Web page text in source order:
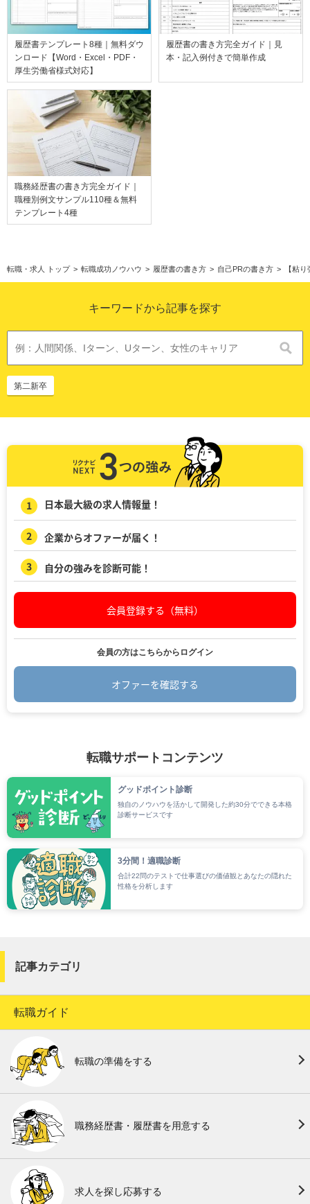
履歴書テンプレート8種｜無料ダウ
ンロード【Word・Excel・PDF・
厚生労働省様式対応】
履歴書の書き方完全ガイド｜見
本・記入例付きで簡単作成
職務経歴書の書き方完全ガイド｜
職種別例文サンプル110種＆無料
テンプレート4種
転職・求人 トップ > 転職成功ノウハウ > 履歴書の書き方 > 自己PRの書き方 > 【粘
キーワードから記事を探す
第二新卒
日本最大級の求人情報量！
企業からオファーが届く！
自分の強みを診断可能！
会員登録する（無料）
会員の方はこちらからログイン
オファーを確認する
転職サポートコンテンツ
グッドポイント診断
独自のノウハウを活かして開発した約30分でできる本格
診断サービスです
3分間！適職診断
合計22問のテストで仕事選びの価値観とあなたの隠れた
性格を分析します
記事カテゴリ
転職ガイド
転職の準備をする
職務経歴書・履歴書を用意する
求人を探し応募する